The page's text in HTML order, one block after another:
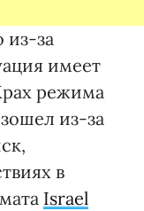
из-за
имеет
режима
из-за
в
Israel